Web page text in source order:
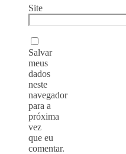
Site
Salvar
meus
dados
neste
navegador
para a
próxima
vez
que eu
comentar.